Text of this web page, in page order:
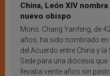
China, León XIV nombra
nuevo obispo
Mons. Chang Yanfeng, de 42
años, ha sido nombrado en
del Acuerdo entre China y la
Sede para una diócesis que
llevaba veinte años sin